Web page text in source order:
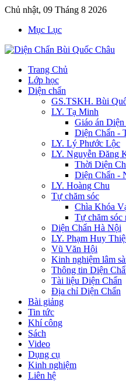
Chủ nhật, 09 Tháng 8 2026
Mục Lục
Trang Chủ
Lớp học
Diện chẩn
GS.TSKH. Bùi
LY. Tạ Minh
Giáo án
Diện Chẩn -
LY. Lý Phước Lộc
LY. Nguyễn Đăng
Thời Diện
Diện Chẩn -
LY. Hoàng Chu
Tự chăm sóc
Chìa Khóa
Tự chăm sóc
Diện Chẩn Hà Nội
LY. Phạm Huy
Vũ Văn Hội
Kinh nghiệm lâm
Thông tin Diện
Tài liệu Diện Chẩn
Địa chỉ Diện Chẩn
Bài giảng
Tin tức
Khí công
Sách
Video
Dụng cụ
Kinh nghiệm
Liên hệ